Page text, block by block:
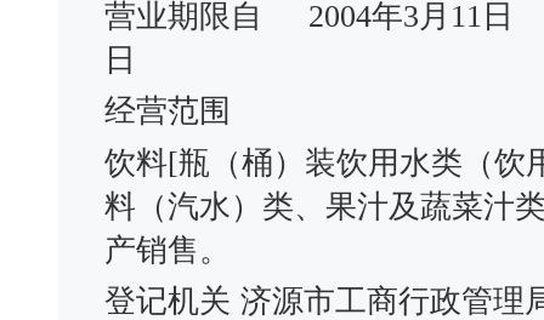
营业期限自
2004年3月11日
日
经营范围
饮料[瓶（桶）装饮用水类（饮
料（汽水）类、果汁及蔬菜汁
产销售。
登记机关 济源市工商行政管理